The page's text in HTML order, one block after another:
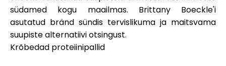
Võta meiega ühendust
südamed kogu maailmas. Brittany Boeckle'i
asutatud bränd sündis tervislikuma ja maitsvama
suupiste alternatiivi otsingust.
Krõbedad proteiinipallid